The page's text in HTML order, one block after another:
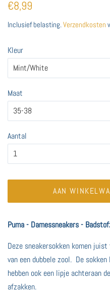
Normale
€8,99
Inclusief belasting.Verzendkosten
Kleur
Maat
Aantal
AAN
Puma - Damessneakers -
Deze sneakersokken komen
van een dubbele zool. De
hebben ook een lipje achteraan
afzakken.